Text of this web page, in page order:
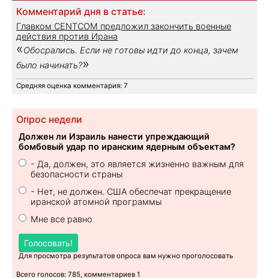
Комментарий дня в статье:
Главком CENTCOM предложил закончить военные
действия против Ирана
«Обосрались. Если не готовы идти до конца, зачем
было начинать?»
Средняя оценка комментария: 7
Опрос недели
Должен ли Израиль нанести упреждающий
бомбовый удар по иранским ядерным объектам?
- Да, должен, это является жизненно важным для
безопасности страны
- Нет, не должен. США обеспечат прекращение
иранской атомной программы
Мне все равно
Голосовать!
Для просмотра результатов опроса вам нужно проголосовать
Всего голосов: 785, комментариев 1